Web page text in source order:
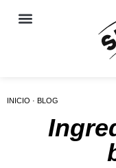
INICIO · BLOG